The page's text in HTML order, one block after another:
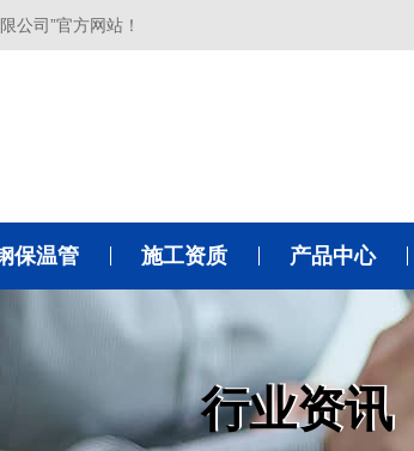
公司”官方网站！
保温管 施工资质 产品中心
行业资讯